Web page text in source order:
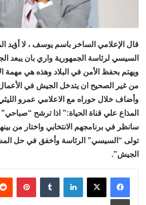
قال الإعلامي الساخر باسم يوسف ، لا أؤيد
السيسي لرئاسة الجمهورية واري بان يبعد
ويهتم بحفظ الأمن في البلاد وهذه هي مهمة
من غير الصحيح ان يتدخل الجيش في
وأضاف خلال حوراه مع الاعلامي عمرو
المذاع علي قناة الحياة:” اذا ترشح
سانظر في برنامجهم الانتخابي واختار من
تولى “السيسي” الرئاسة وأخفق في حل
الجيش”.
لينكدإن
طباعة